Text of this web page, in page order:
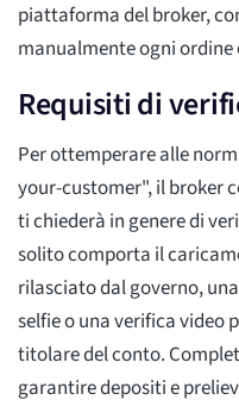
piattaforma del broker,
manualmente ogni ordine
Requisiti di
Per ottemperare alle
your-customer", il broker
ti chiederà in genere di
solito comporta il
rilasciato dal governo,
selfie o una verifica video
titolare del conto.
garantire depositi e